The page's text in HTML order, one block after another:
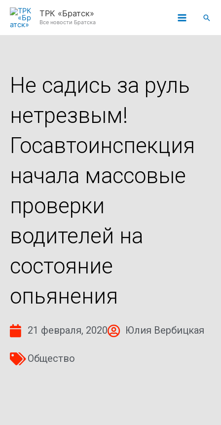
Перейти
ТРК «Братск»
Все новости Братска
Не садись за руль
нетрезвым!
Госавтоинспекция
начала массовые
проверки
водителей на
состояние
опьянения
21 февраля, 2020 Юлия Вербицкая
Общество